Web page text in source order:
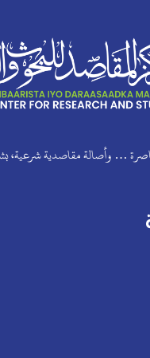
… وأصالة مقاصدية شرعية،